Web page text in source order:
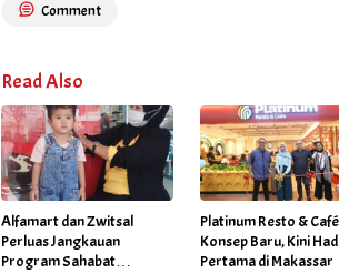
Comment
Read Also
Alfamart dan Zwitsal
Perluas Jangkauan
Program Sahabat
Platinum Resto & Café
Konsep Baru, Kini
Pertama di Makassar